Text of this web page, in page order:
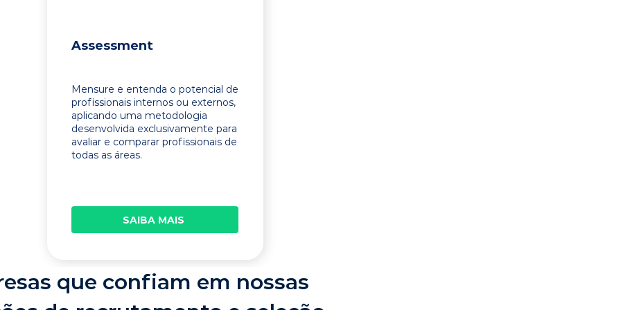
Assessment
Mensure e entenda o potencial de
profissionais internos ou externos,
aplicando uma metodologia
desenvolvida exclusivamente para
avaliar e comparar profissionais de
todas as áreas.
SAIBA MAIS
que confiam em nossas